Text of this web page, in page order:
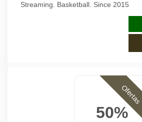
Streaming. Basketball. Since 2015
50%
Ofertas